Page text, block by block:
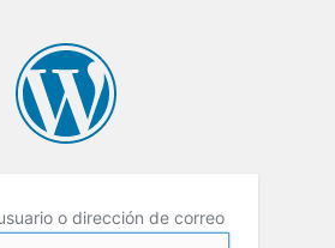
o dirección de correo